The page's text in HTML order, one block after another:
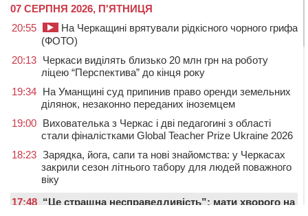
07 СЕРПНЯ 2026, П'ЯТНИЦЯ
20:55
На Черкащині врятували рідкісного чорного грифа
(ФОТО)
20:13 Черкаси виділять близько 20 млн грн на роботу
ліцею “Перспектива” до кінця року
19:34 На Уманщині суд припинив право оренди земельних
ділянок, незаконно переданих іноземцем
19:00 Вихователька з Черкас і дві педагогині з області
стали фіналістками Global Teacher Prize Ukraine 2026
18:23 Зарядка, йога, сапи та нові знайомства: у Черкасах
закрили сезон літнього табору для людей поважного
віку
17:48 “Це страшна несправедливість”: мати хворого на